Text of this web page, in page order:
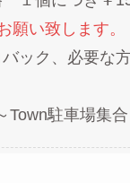
願い致します。
ック、必要な
Town駐車場集合